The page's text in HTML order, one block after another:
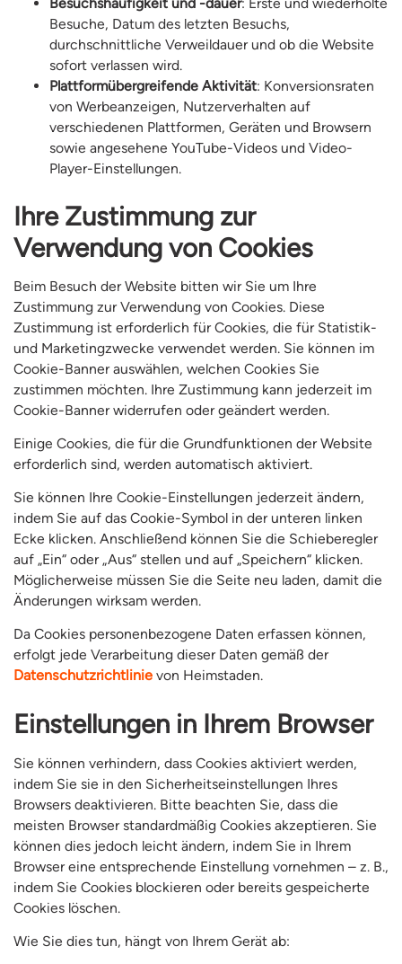
Besuchshäufigkeit und -dauer: Erste und wiederholte
Besuche, Datum des letzten Besuchs,
durchschnittliche Verweildauer und ob die Website
sofort verlassen wird.
Plattformübergreifende Aktivität: Konversionsraten
von Werbeanzeigen, Nutzerverhalten auf
verschiedenen Plattformen, Geräten und Browsern
sowie angesehene YouTube-Videos und Video-
Player-Einstellungen.
Ihre Zustimmung zur
Verwendung von Cookies
Beim Besuch der Website bitten wir Sie um Ihre
Zustimmung zur Verwendung von Cookies. Diese
Zustimmung ist erforderlich für Cookies, die für Statistik-
und Marketingzwecke verwendet werden. Sie können im
Cookie-Banner auswählen, welchen Cookies Sie
zustimmen möchten. Ihre Zustimmung kann jederzeit im
Cookie-Banner widerrufen oder geändert werden.
Einige Cookies, die für die Grundfunktionen der Website
erforderlich sind, werden automatisch aktiviert.
Sie können Ihre Cookie-Einstellungen jederzeit ändern,
indem Sie auf das Cookie-Symbol in der unteren linken
Ecke klicken. Anschließend können Sie die Schieberegler
auf „Ein“ oder „Aus“ stellen und auf „Speichern“ klicken.
Möglicherweise müssen Sie die Seite neu laden, damit die
Änderungen wirksam werden.
Da Cookies personenbezogene Daten erfassen können,
erfolgt jede Verarbeitung dieser Daten gemäß der
Datenschutzrichtlinie von Heimstaden.
Einstellungen in Ihrem Browser
Sie können verhindern, dass Cookies aktiviert werden,
indem Sie sie in den Sicherheitseinstellungen Ihres
Browsers deaktivieren. Bitte beachten Sie, dass die
meisten Browser standardmäßig Cookies akzeptieren. Sie
können dies jedoch leicht ändern, indem Sie in Ihrem
Browser eine entsprechende Einstellung vornehmen – z. B.,
indem Sie Cookies blockieren oder bereits gespeicherte
Cookies löschen.
Wie Sie dies tun, hängt von Ihrem Gerät ab: